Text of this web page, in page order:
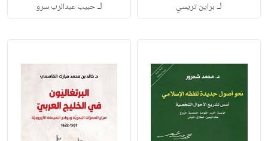
لـ براين تريسي لـحبيب عبدالرب سرو